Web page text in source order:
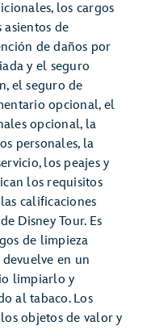
los cargos
de
de daños por
y el seguro
el seguro de
opcional, el
opcional, la
personales, la
los peajes y
los requisitos
calificaciones
Disney Tour. Es
de limpieza
en un
limpiarlo y
al tabaco. Los
objetos de valor y